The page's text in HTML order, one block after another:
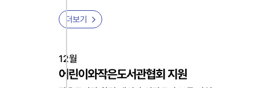
더보기
12월
어린이와작은도서관협회 지원